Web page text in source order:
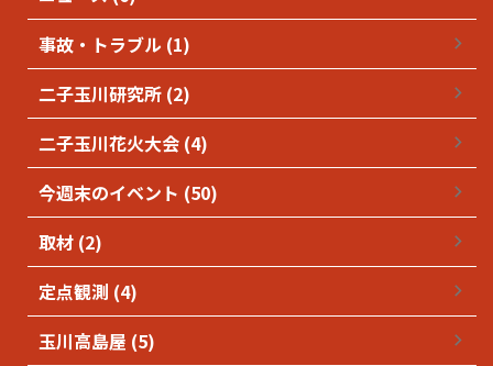
事故・トラブル (1)
二子玉川研究所 (2)
二子玉川花火大会 (4)
今週末のイベント (50)
取材 (2)
定点観測 (4)
玉川高島屋 (5)